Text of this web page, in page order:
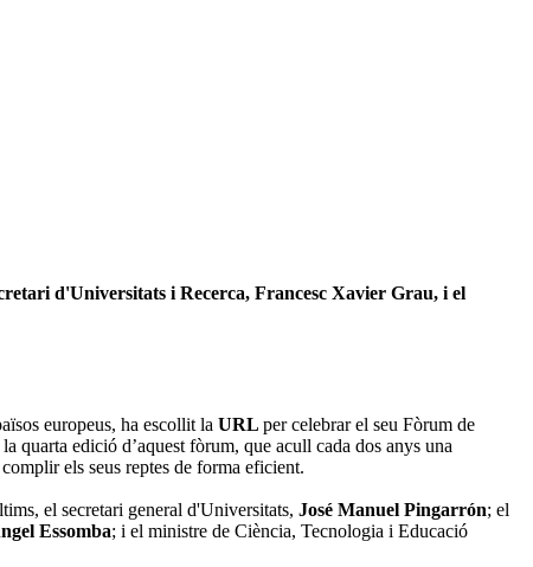
d'Universitats i Recerca, Francesc Xavier Grau, i el
europeus, ha escollit la URL per celebrar el seu Fòrum de
quarta edició d’aquest fòrum, que acull cada dos anys una
els seus reptes de forma eficient.
el secretari general d'Universitats, José Manuel Pingarrón; el
Essomba; i el ministre de Ciència, Tecnologia i Educació